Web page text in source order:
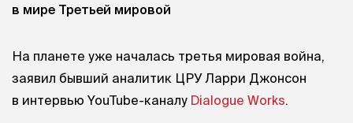
в мире Третьей мировой
На планете уже началась третья мировая война,
заявил бывший аналитик ЦРУ Ларри Джонсон
в интервью YouTube-каналу Dialogue Works.